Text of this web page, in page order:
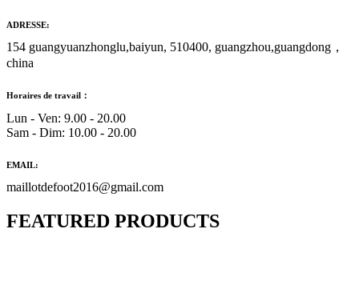
ADRESSE:
154 guangyuanzhonglu,baiyun, 510400, guangzhou,guangdong，
china
Horaires de travail：
Lun - Ven: 9.00 - 20.00
Sam - Dim: 10.00 - 20.00
EMAIL:
maillotdefoot2016@gmail.com
FEATURED PRODUCTS